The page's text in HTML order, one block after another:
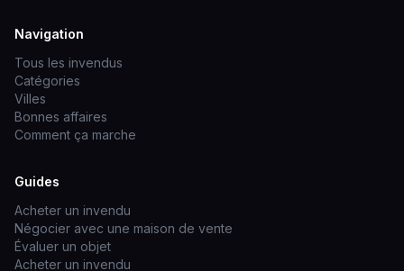
Navigation
Tous les invendus
Catégories
Villes
Bonnes affaires
Comment ça marche
Guides
Acheter un invendu
Négocier avec une maison de vente
Évaluer un objet
Acheter un invendu